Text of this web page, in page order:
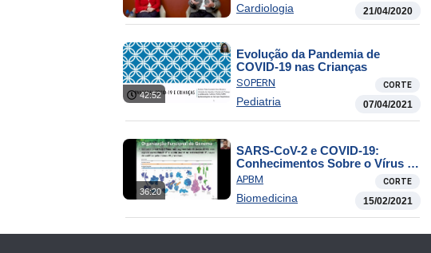
Cardiologia 21/04/2020
42:52
Evolução da Pandemia de
COVID-19 nas Crianças
SOPERN CORTE
Pediatria 07/04/2021
36:20
SARS-CoV-2 e COVID-19:
Conhecimentos Sobre o Vírus e
a Doença
APBM CORTE
Biomedicina 15/02/2021